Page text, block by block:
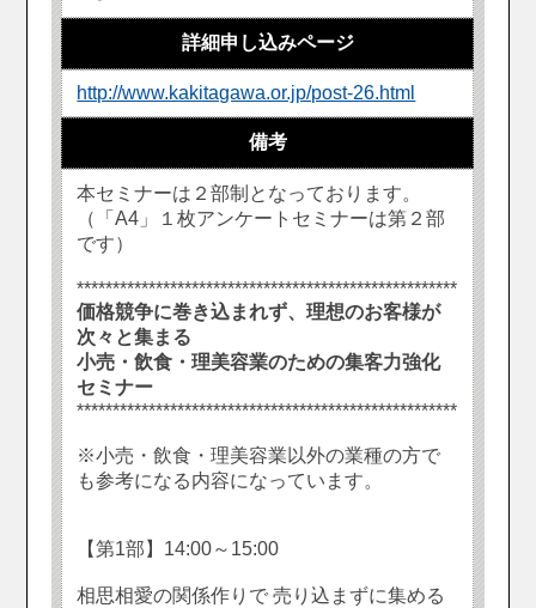
詳細申し込みページ
http://www.kakitagawa.or.jp/post-26.html
備考
本セミナーは２部制となっております。
（「A4」１枚アンケートセミナーは第２部
です）
*****************************************************
価格競争に巻き込まれず、理想のお客様が
次々と集まる
小売・飲食・理美容業のための集客力強化
セミナー
*****************************************************
※小売・飲食・理美容業以外の業種の方で
も参考になる内容になっています。
【第1部】14:00～15:00
相思相愛の関係作りで 売り込まずに集める